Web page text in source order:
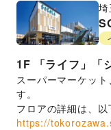
1F 「ライフ」
スーパーマーケッ
す。
フロアの詳細は、以
https://